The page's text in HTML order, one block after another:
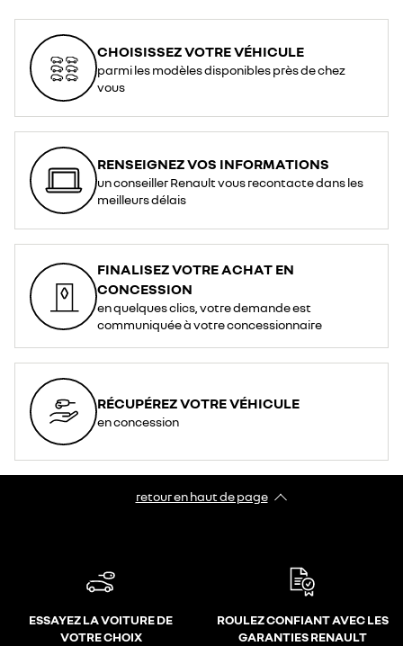
CHOISISSEZ VOTRE VÉHICULE
parmi les modèles disponibles près de chez
vous
RENSEIGNEZ VOS INFORMATIONS
un conseiller Renault vous recontacte dans les
meilleurs délais
FINALISEZ VOTRE ACHAT EN
CONCESSION
en quelques clics, votre demande est
communiquée à votre concessionnaire
RÉCUPÉREZ VOTRE VÉHICULE
en concession
retour en haut de page​
ESSAYEZ LA VOITURE DE
VOTRE CHOIX
ROULEZ CONFIANT AVEC LES
GARANTIES RENAULT